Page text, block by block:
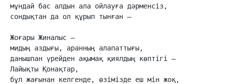
мұндай бас алдын ала ойлауға дәрменсіз,
сондықтан да ол құрып тынған –
Жоғары Жиналыс –
мидың аздығы, аранның алапаттығы,
данышпан үрейден ақымақ қиялдың көптігі –
Лайықты Қонақтар,
бұл жағынан келгенде, өзімізде еш мін жоқ,